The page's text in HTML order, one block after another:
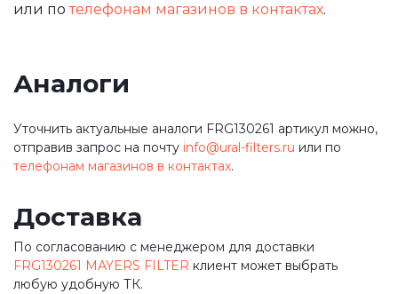
или потелефонам магазинов в контактах.
Аналоги
Уточнить актуальные аналоги FRG130261 артикул можно,
отправив запрос на почту info@ural-filters.ru или по
телефонам магазинов в контактах.
Доставка
По согласованию с менеджером для доставки
FRG130261 MAYERS FILTER клиент может выбрать
любую удобную ТК.